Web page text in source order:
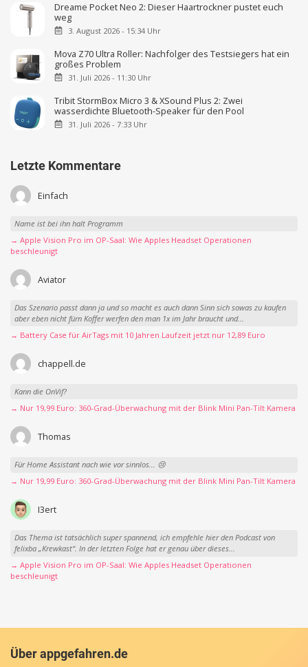
Dreame Pocket Neo 2: Dieser Haartrockner pustet euch
weg
3. August 2026 - 15:34 Uhr
Mova Z70 Ultra Roller: Nachfolger des Testsiegers hat ein
großes Problem
31. Juli 2026 - 11:30 Uhr
Tribit StormBox Micro 3 & XSound Plus 2: Zwei
wasserdichte Bluetooth-Speaker für den Pool
31. Juli 2026 - 7:33 Uhr
Letzte Kommentare
Einfach
Name ist bei ihn halt Programm
→ Apple Vision Pro im OP-Saal: Wie Apples Headset Operationen
beschleunigt
Aviator
Das Szenario passt dann ja und so macht es auch dann Sinn sich sowas zu kaufen
aber eben nicht fürn Koffer werfen den man 1x im Jahr braucht und...
→ Battery Case für AirTags mit 10 Jahren Laufzeit jetzt nur 12,89 Euro
chappell.de
Kann die OnVif?
→ Nur 19,99 Euro: 360-Grad-Überwachung mit der Blink Mini Pan-Tilt Kamera
Thomas
Für Home Assistant nach wie vor sinnlos... 😢
→ Nur 19,99 Euro: 360-Grad-Überwachung mit der Blink Mini Pan-Tilt Kamera
I3ert
Das Thema ist tatsächlich super spannend, ich empfehle hier den Podcast von
felixba „Krewkast“. In der letzten Folge hat er genau über dieses...
→ Apple Vision Pro im OP-Saal: Wie Apples Headset Operationen
beschleunigt
Über appgefahren.de